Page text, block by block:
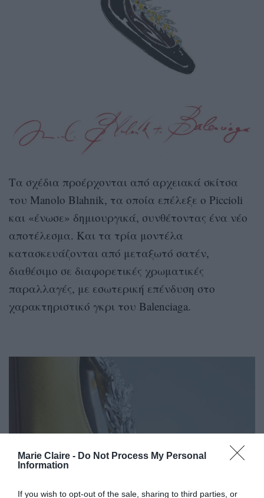
Marie Claire - Do Not Process My Personal
Information
If you wish to opt-out of the sale, sharing to third parties, or
Τα σχέδια προέρχονται από αρχειακά σκίτσα
του Manolo Blahnik, τα οποία επέλεξε ο Piccioli
και «ένωσε» δημιουργικά, συνθέτοντας ένα νέο
αποτέλεσμα. Και τα τρία μοντέλα
κατασκευάζονται από μεταξωτό σατέν,
διαθέσιμο σε διαφορετικές χρωματικές
παραλλαγές, με εσωτερική επένδυση στο
χαρακτηριστικό γκρι του Balenciaga.